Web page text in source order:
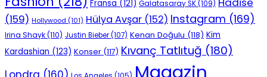
Fransa (121) Galatasaray SK(109)
(159) Hollywood (101) Hülya Avşar (152) Instagram (169)
Irina Shayk(110) Justin Bieber(107) Kenan Doğulu (118) Kim
Kardashian (123) Konser (117) Kıvanç Tatlıtuğ (180)
Magazin